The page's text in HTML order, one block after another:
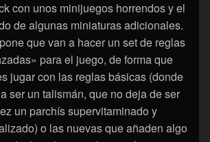
con unos minijuegos horrendos y el
de algunas miniaturas adicionales.
que van a hacer un set de reglas
para el juego, de forma que
jugar con las reglas básicas (donde
ser un talismán, que no deja de ser
un parchís supervitaminado y
o las nuevas que añaden algo